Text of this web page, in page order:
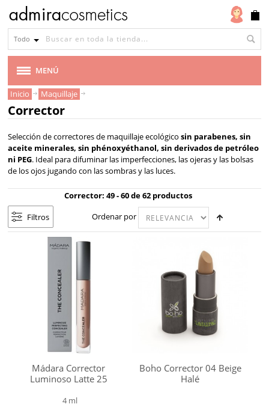
Todo
MENÚ
MARCAS
CABELLO
MAQUILLAJE
BASE DE MAQUILLAJE
CORRECTOR
COLORETE
CREMAS BB Y CC
MÁSCARA DE PESTAÑAS
Inicio Maquillaje
Corrector
Selección de correctores de maquillaje ecológicosin parabenes, sin
aceite minerales, sin phénoxyéthanol, sin derivados de petróleo
ni PEG. Ideal para difuminar las imperfecciones, las ojeras y las bolsas
de los ojos jugando con las sombras y las luces.
Corrector: 49 - 60 de 62 productos
Filtros
Ordenar por
Mádara Corrector
Luminoso Latte 25
4 ml
Boho Corrector 04 Beige
Halé
de
piel
Todo
tipo
de
piel
Piel
grasa
Piel
sensible
Piel
acnéica
Annemarie
Hauschka